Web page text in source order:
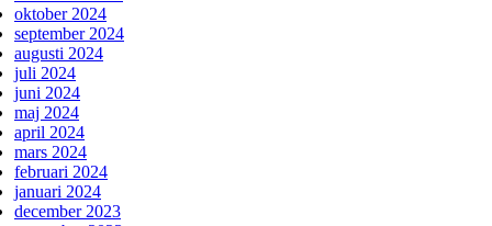
oktober 2024
september 2024
augusti 2024
juli 2024
juni 2024
maj 2024
april 2024
mars 2024
februari 2024
januari 2024
december 2023